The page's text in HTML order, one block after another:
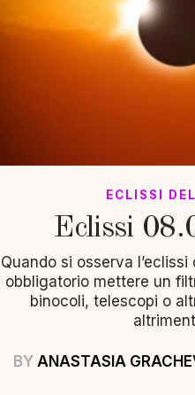
ECLISSI
Eclissi
Quando si osserva
obbligatorio mettere un
binocoli, telescopi o
BY ANASTASIA